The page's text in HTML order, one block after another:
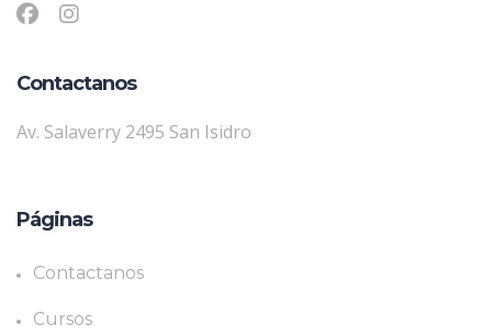
Contactanos
Av. Salaverry 2495 San Isidro
Páginas
Contactanos
Cursos